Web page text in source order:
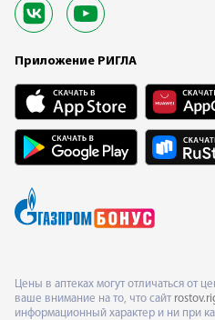
Приложение РИГЛА
Цены в аптеках могут отличаться от
ваше внимание на то, что сайт
информационный характер и ни при